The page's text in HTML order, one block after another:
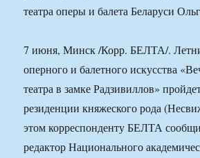
театра оперы и балета Беларуси
7 июня, Минск /Корр. БЕЛТА/.
оперного и балетного искусства
театра в замке Радзивиллов»
резиденции княжеского рода
этом корреспонденту БЕЛТА
редактор Национального